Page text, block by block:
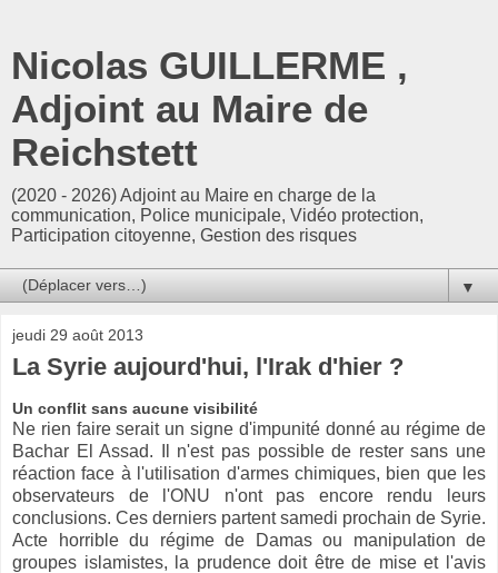
Nicolas GUILLERME ,
Adjoint au Maire de
Reichstett
(2020 - 2026) Adjoint au Maire en charge de la
communication, Police municipale, Vidéo protection,
Participation citoyenne, Gestion des risques
▼
jeudi 29 août 2013
La Syrie aujourd'hui, l'Irak d'hier ?
Un conflit sans aucune visibilité
Ne rien faire serait un signe d'impunité donné au régime de
Bachar El Assad. Il n'est pas possible de rester sans une
réaction face à l'utilisation d'armes chimiques, bien que les
observateurs de l'ONU n'ont pas encore rendu leurs
conclusions. Ces derniers partent samedi prochain de Syrie.
Acte horrible du régime de Damas ou manipulation de
groupes islamistes, la prudence doit être de mise et l'avis